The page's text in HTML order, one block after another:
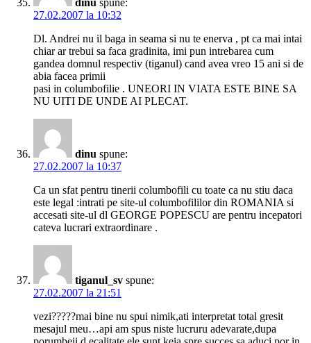
dinu spune:
27.02.2007 la 10:32
Dl. Andrei nu il baga in seama si nu te enerva , pt ca mai intai
chiar ar trebui sa faca gradinita, imi pun intrebarea cum
gandea domnul respectiv (tiganul) cand avea vreo 15 ani si de
abia facea primii
pasi in columbofilie . UNEORI IN VIATA ESTE BINE SA
NU UITI DE UNDE AI PLECAT.
dinu spune:
27.02.2007 la 10:37
Ca un sfat pentru tinerii columbofili cu toate ca nu stiu daca
este legal :intrati pe site-ul columbofililor din ROMANIA si
accesati site-ul dl GEORGE POPESCU are pentru incepatori
cateva lucrari extraordinare .
tiganul_sv spune:
27.02.2007 la 21:51
vezi?????mai bine nu spui nimik,ati interpretat total gresit
mesajul meu…api am spus niste lucruru adevarate,dupa